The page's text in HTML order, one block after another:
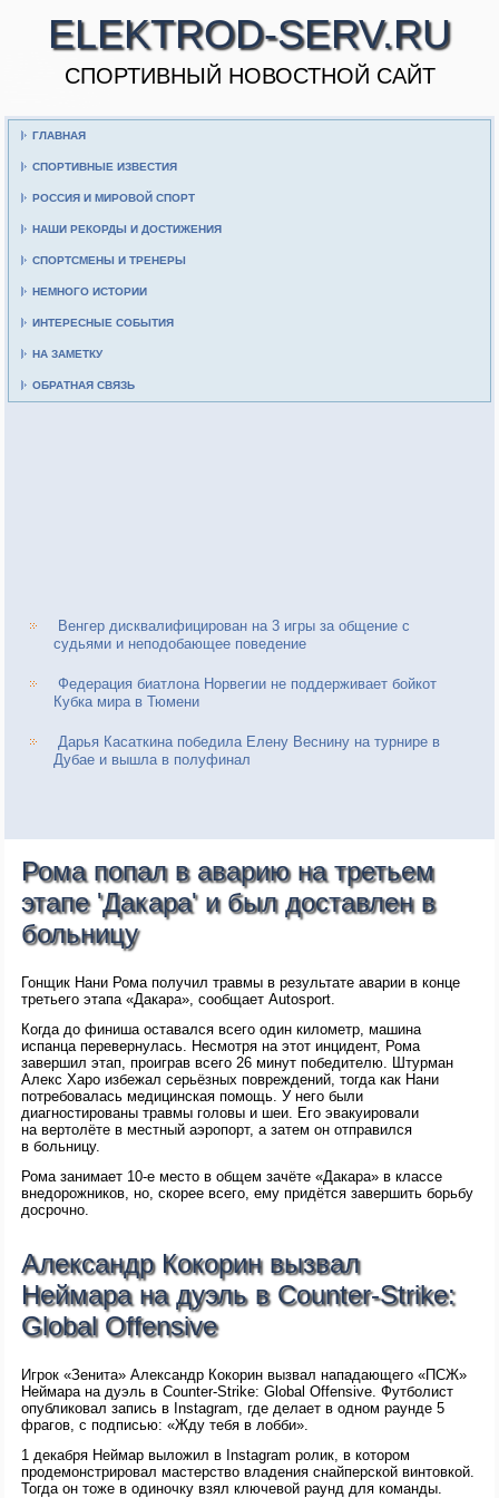
ELEKTROD-SERV.RU
CПОРТИВНЫЙ НОВОСТНОЙ САЙТ
ГЛАВНАЯ
СПОРТИВНЫЕ ИЗВЕСТИЯ
РОССИЯ И МИРОВОЙ СПОРТ
НАШИ РЕКОРДЫ И ДОСТИЖЕНИЯ
СПОРТСМЕНЫ И ТРЕНЕРЫ
НЕМНОГО ИСТОРИИ
ИНТЕРЕСНЫЕ СОБЫТИЯ
НА ЗАМЕТКУ
ОБРАТНАЯ СВЯЗЬ
Венгер дисквалифицирован на 3 игры за общение с
судьями и неподобающее поведение
Федерация биатлона Норвегии не поддерживает бойкот
Кубка мира в Тюмени
Дарья Касаткина победила Елену Веснину на турнире в
Дубае и вышла в полуфинал
Рома попал в аварию на третьем
этапе 'Дакара' и был доставлен в
больницу
Гонщик Нани Рома получил травмы в результате аварии в конце
третьего этапа «Дакара», сообщает Autosport.
Когда до финиша оставался всего один километр, машина
испанца перевернулась. Несмотря на этот инцидент, Рома
завершил этап, проиграв всего 26 минут победителю. Штурман
Алекс Харо избежал серьёзных повреждений, тогда как Нани
потребовалась медицинская помощь. У него были
диагностированы травмы головы и шеи. Его эвакуировали
на вертолёте в местный аэропорт, а затем он отправился
в больницу.
Рома занимает 10-е место в общем зачёте «Дакара» в классе
внедорожников, но, скорее всего, ему придётся завершить борьбу
досрочно.
Александр Кокорин вызвал
Неймара на дуэль в Counter-Strike:
Global Offensive
Игрок «Зенита» Александр Кокорин вызвал нападающего «ПСЖ»
Неймара на дуэль в Counter-Strike: Global Offensive. Футболист
опубликовал запись в Instagram, где делает в одном раунде 5
фрагов, с подписью: «Жду тебя в лобби».
1 декабря Неймар выложил в Instagram ролик, в котором
продемонстрировал мастерство владения снайперской винтовкой.
Тогда он тоже в одиночку взял ключевой раунд для команды.